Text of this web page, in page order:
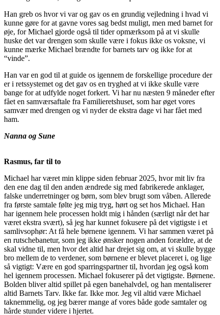
Han greb os hvor vi var og gav os en grundig vejledning i hvad vi
kunne gøre for at gavne vores sag bedst muligt, men med barnet for
øje, for Michael gjorde også til tider opmærksom på at vi skulle
huske det var drengen som skulle være i fokus ikke os voksne, vi
kunne mærke Michael brændte for barnets tarv og ikke for at
“vinde”.
Han var en god til at guide os igennem de forskellige procedure der
er i retssystemet og det gav os en tryghed at vi ikke skulle være
bange for at udfylde noget forkert. Vi har nu næsten 9 måneder efter
fået en samværsaftale fra Familieretshuset, som har øget vores
samvær med drengen og vi nyder de ekstra dage vi har fået med
ham.
Nanna og Sune
Rasmus, far til to
Michael har været min klippe siden februar 2025, hvor mit liv fra
den ene dag til den anden ændrede sig med fabrikerede anklager,
falske underretninger og børn, som blev brugt som våben. Allerede
fra første samtale følte jeg mig tryg, hørt og set hos Michael. Han
har igennem hele processen holdt mig i hånden (særligt når det har
været ekstra svært), så jeg har kunnet fokusere på det vigtigste i et
samlivsophør: At få hele børnene igennem. Vi har sammen været på
en rutschebanetur, som jeg ikke ønsker nogen anden forældre, at de
skal vidne til, men hvor det altid har drejet sig om, at vi skulle bygge
bro mellem de to verdener, som børnene er blevet placeret i, og lige
så vigtigt: Være en god sparringspartner til, hvordan jeg også kom
hel igennem processen. Michael fokuserer på det vigtigste. Børnene.
Bolden bliver altid spillet på egen banehalvdel, og han mentaliserer
altid Barnets Tarv. Ikke far. Ikke mor. Jeg vil altid være Michael
taknemmelig, og jeg bærer mange af vores både gode samtaler og
hårde stunder videre i hjertet.